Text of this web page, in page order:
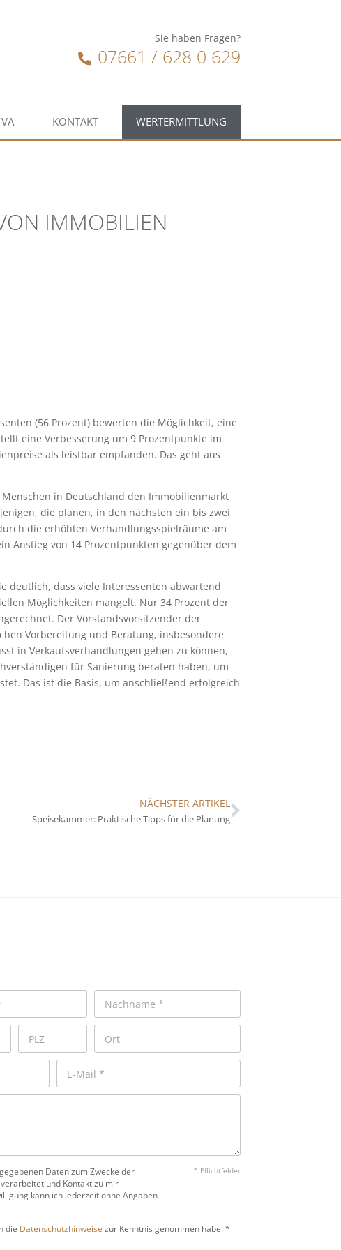
Sie haben Fragen?
07661 / 628 0 629
KONTAKT WERTERMITTLUNG
IMMOBILIEN
(56 Prozent) bewerten die Möglichkeit, eine
eine Verbesserung um 9 Prozentpunkte im
als leistbar empfanden. Das geht aus
in Deutschland den Immobilienmarkt
die planen, in den nächsten ein bis zwei
die erhöhten Verhandlungsspielräume am
Anstieg von 14 Prozentpunkten gegenüber dem
deutlich, dass viele Interessenten abwartend
Möglichkeiten mangelt. Nur 34 Prozent der
Der Vorstandsvorsitzender der
Vorbereitung und Beratung, insbesondere
in Verkaufsverhandlungen gehen zu können,
für Sanierung beraten haben, um
Das ist die Basis, um anschließend erfolgreich
NÄCHSTER ARTIKEL
Speisekammer: Praktische Tipps für die Planung
Daten zum Zwecke der
und Kontakt zu mir
kann ich jederzeit ohne Angaben
* Pflichtfelder
die Datenschutzhinweise zur Kenntnis genommen habe. *